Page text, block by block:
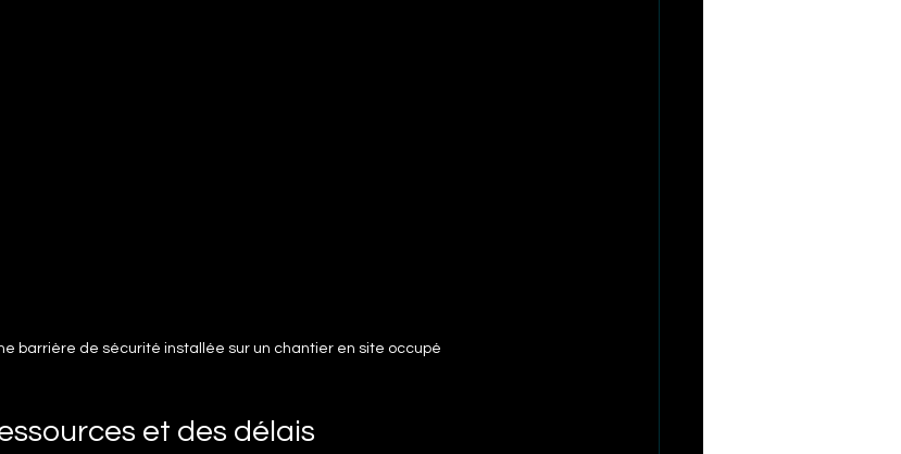
barrière de sécurité installée sur un chantier en site occupé
et des délais